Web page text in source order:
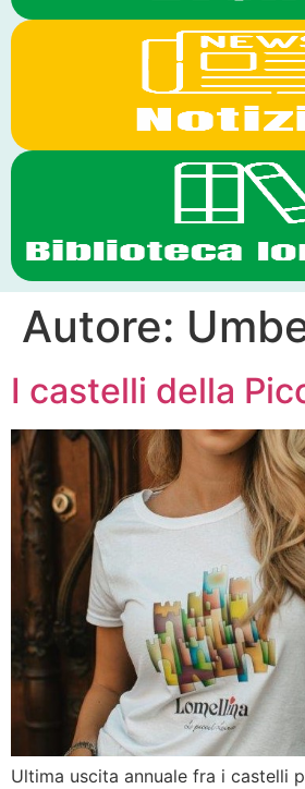
Autore:
I castelli della
Ultima uscita annuale fra i castelli